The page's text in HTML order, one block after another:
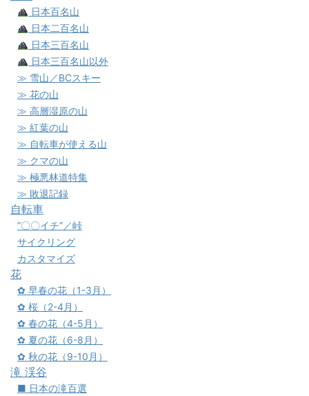
日本百名山
日本二百名山
日本三百名山
日本三百名山以外
≫ 雪山／BCスキー
≫ 花の山
≫ 高層湿原の山
≫ 紅葉の山
≫ 自転車が使える山
≫ クマの山
≫ 極悪林道特集
≫ 敗退記録
自転車
”〇〇イチ”／峠
サイクリング
カスタマイズ
花
✿ 早春の花（1-3月）
✿ 桜（2-4月）
✿ 春の花（4-5月）
✿ 夏の花（6-8月）
✿ 秋の花（9-10月）
滝 渓谷
■ 日本の滝百選